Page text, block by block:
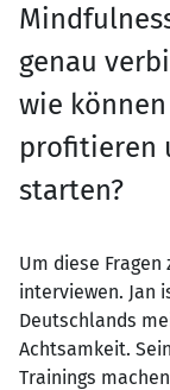
genau
wie
profitieren
starten?
Um diese
interviewen. Jan
Deutschlands
Achtsamkeit.
Trainings